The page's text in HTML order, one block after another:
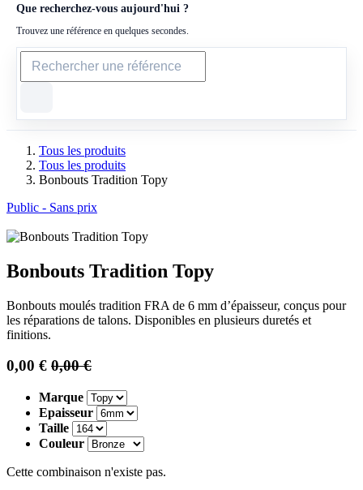
Que recherchez-vous aujourd'hui ?
Trouvez une référence en quelques secondes.
Tous les produits
Tous les produits
Bonbouts Tradition Topy
Public - Sans prix
Bonbouts Tradition Topy
Bonbouts moulés tradition FRA de 6 mm d’épaisseur, conçus pour
les réparations de talons. Disponibles en plusieurs duretés et
finitions.
0,00 € 0,00€
Marque
Epaisseur
Taille
Couleur
Cette combinaison n'existe pas.